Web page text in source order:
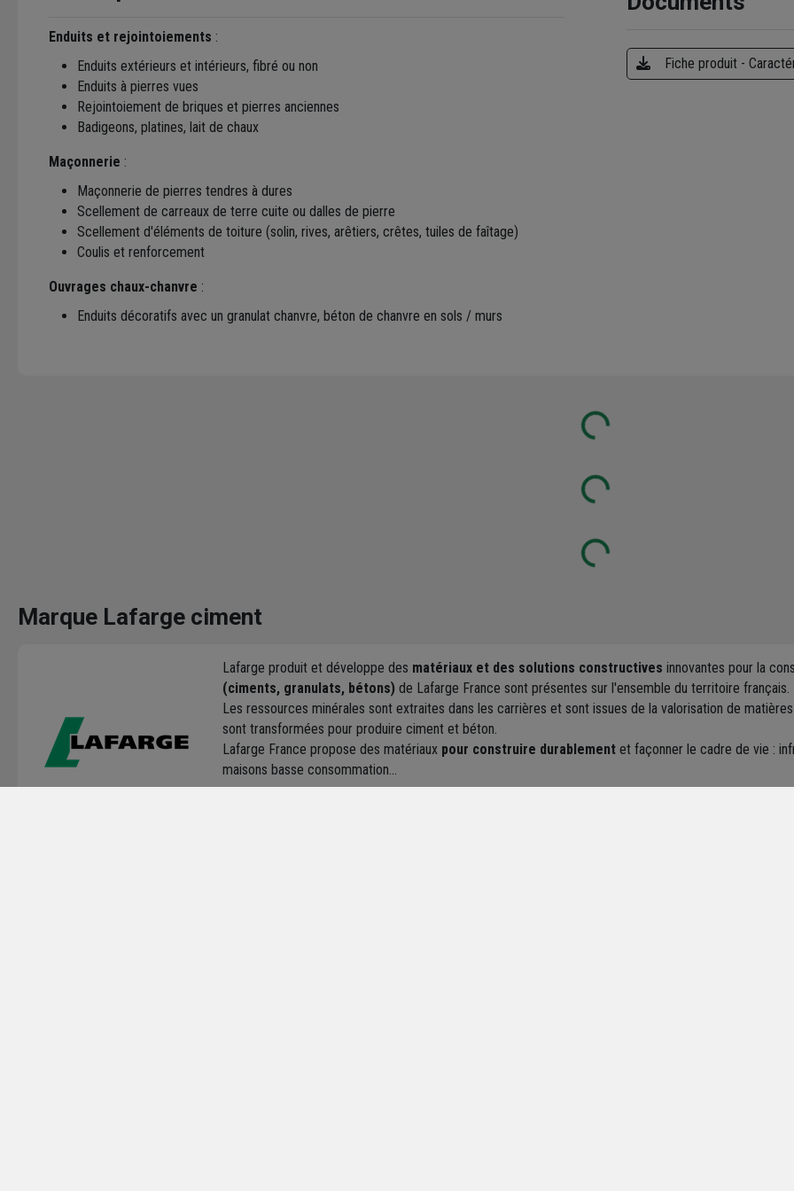
Enduits et rejointoiements :
Enduits extérieurs et intérieurs, fibré ou non
Enduits à pierres vues
Rejointoiement de briques et pierres anciennes
Badigeons, platines, lait de chaux
Maçonnerie :
Maçonnerie de pierres tendres à dures
Scellement de carreaux de terre cuite ou dalles de pierre
Scellement d'éléments de toiture (solin, rives, arêtiers, crêtes, tuiles de faîtage)
Coulis et renforcement
Ouvrages chaux-chanvre :
Enduits décoratifs avec un granulat chanvre, béton de chanvre en sols / murs
Fiche produit -
Loading...
Loading...
Loading...
Marque Lafarge ciment
Lafarge produit et développe des matériaux et des solutions constructives innovantes pour la
(ciments, granulats, bétons) de Lafarge France sont présentes sur l'ensemble du territoire français.
Les ressources minérales sont extraites dans les carrières et sont issues de la valorisation de
sont transformées pour produire ciment et béton.
Lafarge France propose des matériaux pour construire durablement et façonner le cadre de vie :
maisons basse consommation…